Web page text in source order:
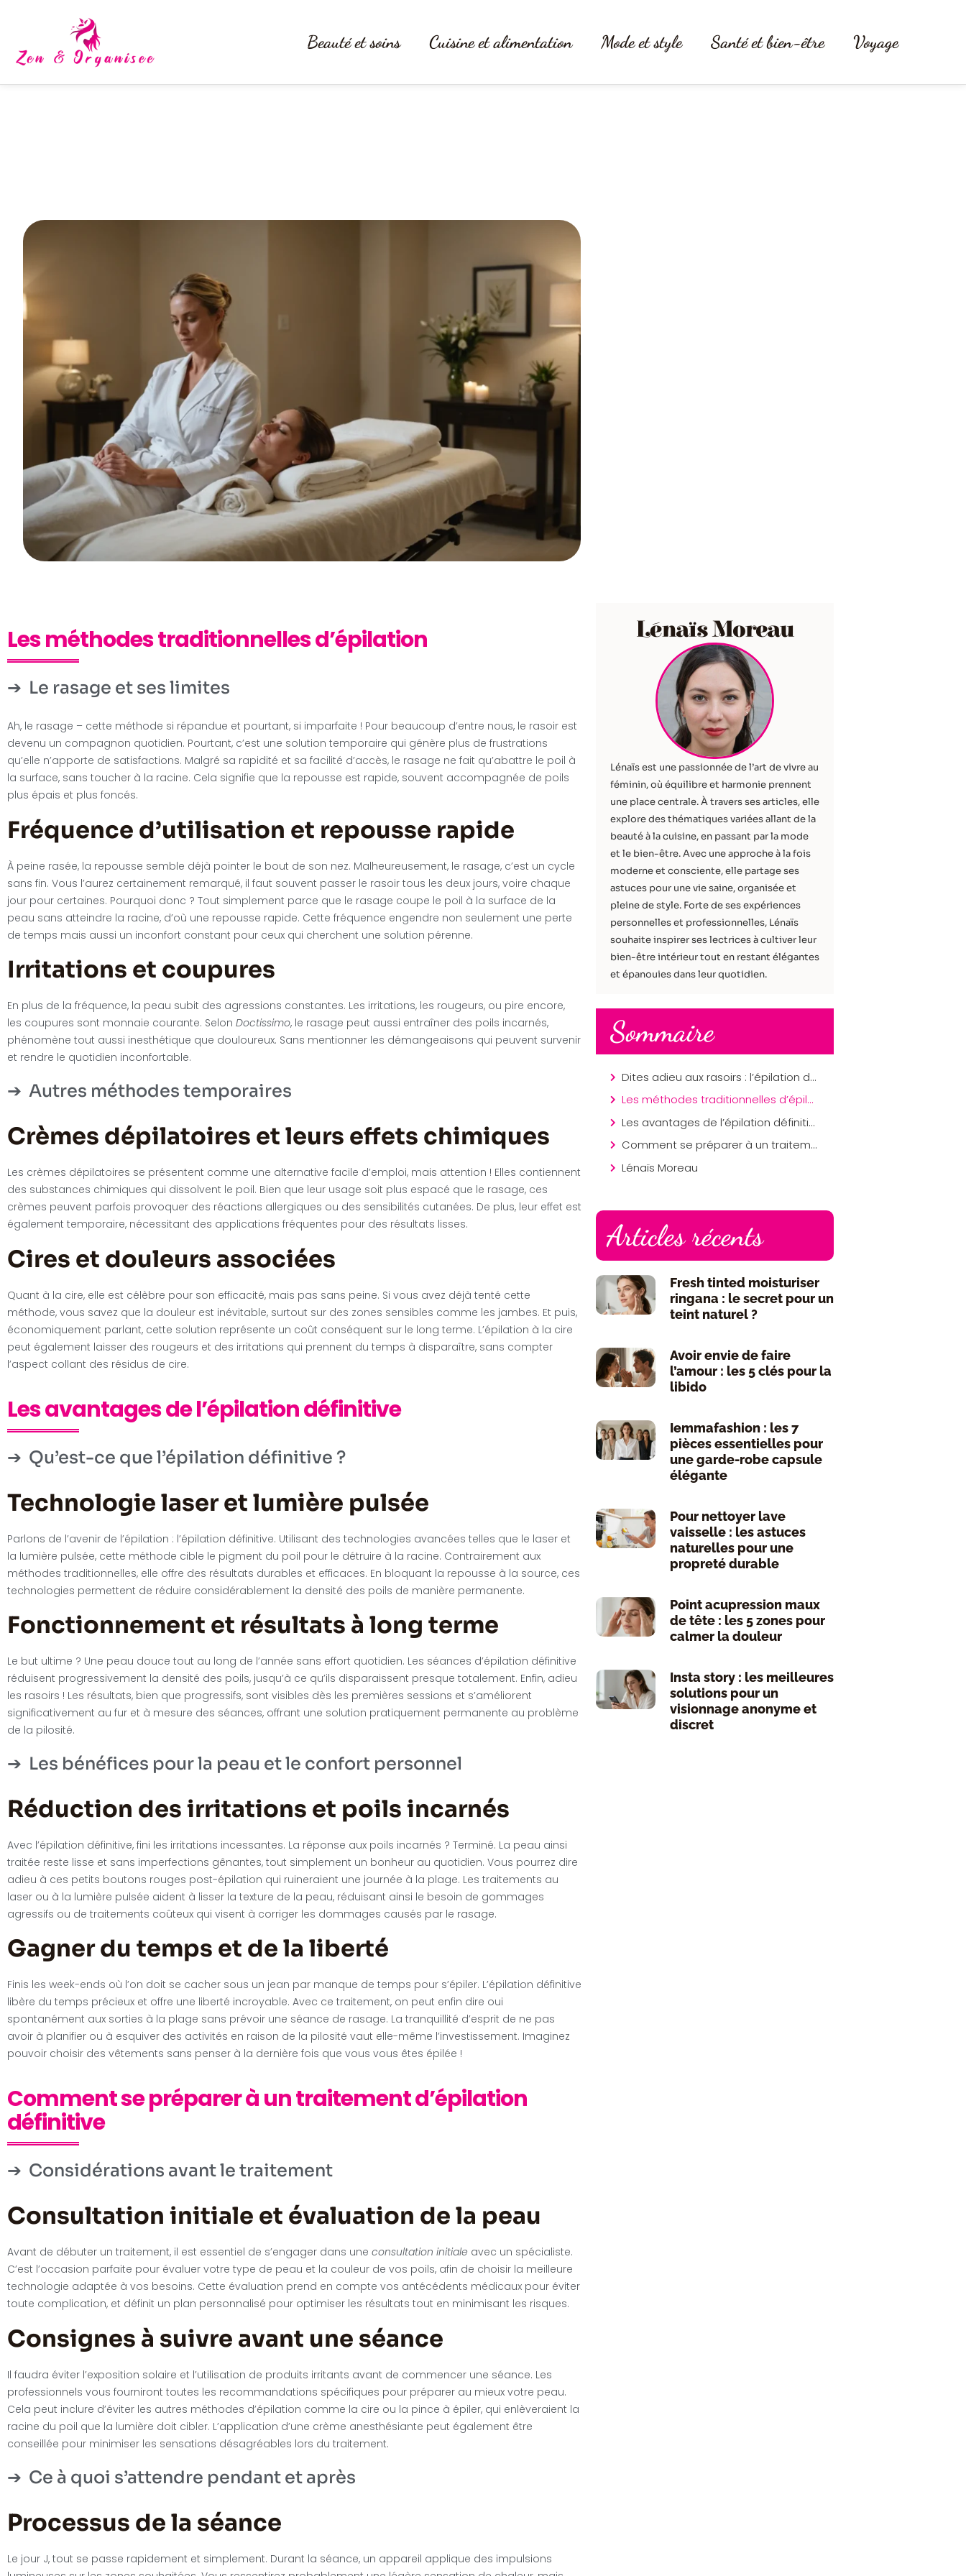
Beauté et soins Cuisine et alimentation Mode et style Santé et bien-être Voyage
Les méthodes traditionnelles d’épilation
Le rasage et ses limites
Ah, le rasage – cette méthode si répandue et pourtant, si imparfaite ! Pour beaucoup d’entre nous, le rasoir est
devenu un compagnon quotidien. Pourtant, c’est une solution temporaire qui génère plus de frustrations
qu’elle n’apporte de satisfactions. Malgré sa rapidité et sa facilité d’accès, le rasage ne fait qu’abattre le poil à
la surface, sans toucher à la racine. Cela signifie que la repousse est rapide, souvent accompagnée de poils
plus épais et plus foncés.
Fréquence d’utilisation et repousse rapide
À peine rasée, la repousse semble déjà pointer le bout de son nez. Malheureusement, le rasage, c’est un cycle
sans fin. Vous l’aurez certainement remarqué, il faut souvent passer le rasoir tous les deux jours, voire chaque
jour pour certaines. Pourquoi donc ? Tout simplement parce que le rasage coupe le poil à la surface de la
peau sans atteindre la racine, d’où une repousse rapide. Cette fréquence engendre non seulement une perte
de temps mais aussi un inconfort constant pour ceux qui cherchent une solution pérenne.
Irritations et coupures
En plus de la fréquence, la peau subit des agressions constantes. Les irritations, les rougeurs, ou pire encore,
les coupures sont monnaie courante. Selon Doctissimo, le rasage peut aussi entraîner des poils incarnés,
phénomène tout aussi inesthétique que douloureux. Sans mentionner les démangeaisons qui peuvent survenir
et rendre le quotidien inconfortable.
Autres méthodes temporaires
Crèmes dépilatoires et leurs effets chimiques
Les crèmes dépilatoires se présentent comme une alternative facile d’emploi, mais attention ! Elles contiennent
des substances chimiques qui dissolvent le poil. Bien que leur usage soit plus espacé que le rasage, ces
crèmes peuvent parfois provoquer des réactions allergiques ou des sensibilités cutanées. De plus, leur effet est
également temporaire, nécessitant des applications fréquentes pour des résultats lisses.
Cires et douleurs associées
Quant à la cire, elle est célèbre pour son efficacité, mais pas sans peine. Si vous avez déjà tenté cette
méthode, vous savez que la douleur est inévitable, surtout sur des zones sensibles comme les jambes. Et puis,
économiquement parlant, cette solution représente un coût conséquent sur le long terme. L’épilation à la cire
peut également laisser des rougeurs et des irritations qui prennent du temps à disparaître, sans compter
l’aspect collant des résidus de cire.
Les avantages de l’épilation définitive
Qu’est-ce que l’épilation définitive ?
Technologie laser et lumière pulsée
Parlons de l’avenir de l’épilation : l’épilation définitive. Utilisant des technologies avancées telles que le laser et
la lumière pulsée, cette méthode cible le pigment du poil pour le détruire à la racine. Contrairement aux
méthodes traditionnelles, elle offre des résultats durables et efficaces. En bloquant la repousse à la source, ces
technologies permettent de réduire considérablement la densité des poils de manière permanente.
Fonctionnement et résultats à long terme
Le but ultime ? Une peau douce tout au long de l’année sans effort quotidien. Les séances d’épilation définitive
réduisent progressivement la densité des poils, jusqu’à ce qu’ils disparaissent presque totalement. Enfin, adieu
les rasoirs ! Les résultats, bien que progressifs, sont visibles dès les premières sessions et s’améliorent
significativement au fur et à mesure des séances, offrant une solution pratiquement permanente au problème
de la pilosité.
Les bénéfices pour la peau et le confort personnel
Réduction des irritations et poils incarnés
Avec l’épilation définitive, fini les irritations incessantes. La réponse aux poils incarnés ? Terminé. La peau ainsi
traitée reste lisse et sans imperfections gênantes, tout simplement un bonheur au quotidien. Vous pourrez dire
adieu à ces petits boutons rouges post-épilation qui ruineraient une journée à la plage. Les traitements au
laser ou à la lumière pulsée aident à lisser la texture de la peau, réduisant ainsi le besoin de gommages
agressifs ou de traitements coûteux qui visent à corriger les dommages causés par le rasage.
Gagner du temps et de la liberté
Finis les week-ends où l’on doit se cacher sous un jean par manque de temps pour s’épiler. L’épilation définitive
libère du temps précieux et offre une liberté incroyable. Avec ce traitement, on peut enfin dire oui
spontanément aux sorties à la plage sans prévoir une séance de rasage. La tranquillité d’esprit de ne pas
avoir à planifier ou à esquiver des activités en raison de la pilosité vaut elle-même l’investissement. Imaginez
pouvoir choisir des vêtements sans penser à la dernière fois que vous vous êtes épilée !
Comment se préparer à un traitement d’épilation
définitive
Considérations avant le traitement
Consultation initiale et évaluation de la peau
Avant de débuter un traitement, il est essentiel de s’engager dans une consultation initiale avec un spécialiste.
C’est l’occasion parfaite pour évaluer votre type de peau et la couleur de vos poils, afin de choisir la meilleure
technologie adaptée à vos besoins. Cette évaluation prend en compte vos antécédents médicaux pour éviter
toute complication, et définit un plan personnalisé pour optimiser les résultats tout en minimisant les risques.
Consignes à suivre avant une séance
Il faudra éviter l’exposition solaire et l’utilisation de produits irritants avant de commencer une séance. Les
professionnels vous fourniront toutes les recommandations spécifiques pour préparer au mieux votre peau.
Cela peut inclure d’éviter les autres méthodes d’épilation comme la cire ou la pince à épiler, qui enlèveraient la
racine du poil que la lumière doit cibler. L’application d’une crème anesthésiante peut également être
conseillée pour minimiser les sensations désagréables lors du traitement.
Ce à quoi s’attendre pendant et après
Processus de la séance
Le jour J, tout se passe rapidement et simplement. Durant la séance, un appareil applique des impulsions
Lénaïs Moreau
Lénaïs est une passionnée de l’art de vivre au
féminin, où équilibre et harmonie prennent
une place centrale. À travers ses articles, elle
explore des thématiques variées allant de la
beauté à la cuisine, en passant par la mode
et le bien-être. Avec une approche à la fois
moderne et consciente, elle partage ses
astuces pour une vie saine, organisée et
pleine de style. Forte de ses expériences
personnelles et professionnelles, Lénaïs
souhaite inspirer ses lectrices à cultiver leur
bien-être intérieur tout en restant élégantes
et épanouies dans leur quotidien.
Sommaire
Dites adieu aux rasoirs : l’épilation définitive des jambes vous libère !
Les méthodes traditionnelles d’épilation
Les avantages de l’épilation définitive
Comment se préparer à un traitement d’épilation définitive
Lénaïs Moreau
Articles récents
Fresh tinted moisturiser
ringana : le secret pour un
teint naturel ?
Avoir envie de faire
l’amour : les 5 clés pour la
libido
Iemmafashion : les 7
pièces essentielles pour
une garde-robe capsule
élégante
Pour nettoyer lave
vaisselle : les astuces
naturelles pour une
propreté durable
Point acupression maux
de tête : les 5 zones pour
calmer la douleur
Insta story : les meilleures
solutions pour un
visionnage anonyme et
discret